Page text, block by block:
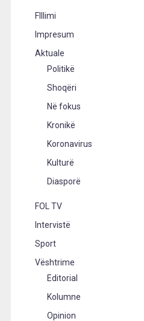
FIllimi
Impresum
Aktuale
Politikë
Shoqëri
Në fokus
Kronikë
Koronavirus
Kulturë
Diasporë
FOL TV
Intervistë
Sport
Vështrime
Editorial
Kolumne
Opinion